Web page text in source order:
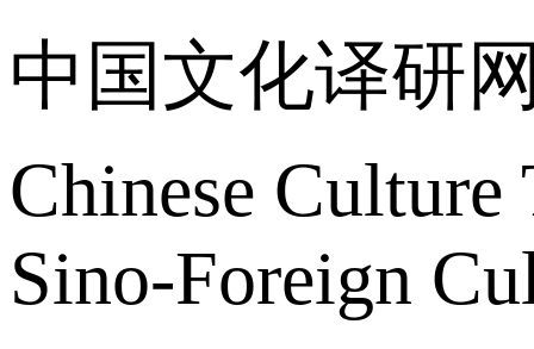
中国文化译研
Chinese
Sino-Foreign